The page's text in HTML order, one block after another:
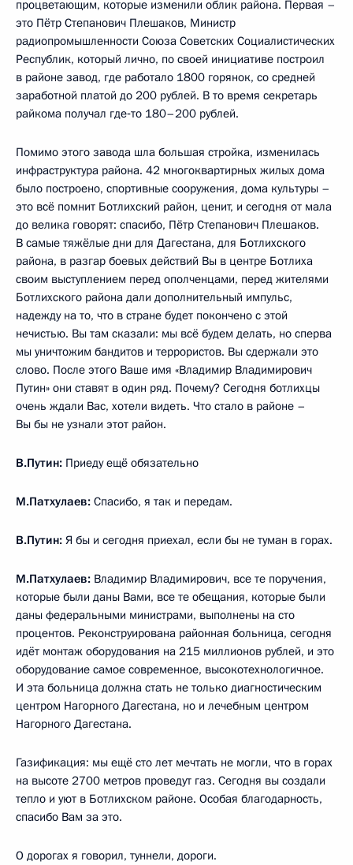
процветающим, которые изменили облик района. Первая –
это Пётр Степанович Плешаков, Министр
радиопромышленности Союза Советских Социалистических
Республик, который лично, по своей инициативе построил
в районе завод, где работало 1800 горянок, со средней
заработной платой до 200 рублей. В то время секретарь
райкома получал где‑то 180–200 рублей.
Помимо этого завода шла большая стройка, изменилась
инфраструктура района. 42 многоквартирных жилых дома
было построено, спортивные сооружения, дома культуры –
это всё помнит Ботлихский район, ценит, и сегодня от мала
до велика говорят: спасибо, Пётр Степанович Плешаков.
В самые тяжёлые дни для Дагестана, для Ботлихского
района, в разгар боевых действий Вы в центре Ботлиха
своим выступлением перед ополченцами, перед жителями
Ботлихского района дали дополнительный импульс,
надежду на то, что в стране будет покончено с этой
нечистью. Вы там сказали: мы всё будем делать, но сперва
мы уничтожим бандитов и террористов. Вы сдержали это
слово. После этого Ваше имя «Владимир Владимирович
Путин» они ставят в один ряд. Почему? Сегодня ботлихцы
очень ждали Вас, хотели видеть. Что стало в районе –
Вы бы не узнали этот район.
В.Путин: Приеду ещё обязательно
М.Патхулаев: Спасибо, я так и передам.
В.Путин: Я бы и сегодня приехал, если бы не туман в горах.
М.Патхулаев: Владимир Владимирович, все те поручения,
которые были даны Вами, все те обещания, которые были
даны федеральными министрами, выполнены на сто
процентов. Реконструирована районная больница, сегодня
идёт монтаж оборудования на 215 миллионов рублей, и это
оборудование самое современное, высокотехнологичное.
И эта больница должна стать не только диагностическим
центром Нагорного Дагестана, но и лечебным центром
Нагорного Дагестана.
Газификация: мы ещё сто лет мечтать не могли, что в горах
на высоте 2700 метров проведут газ. Сегодня вы создали
тепло и уют в Ботлихском районе. Особая благодарность,
спасибо Вам за это.
О дорогах я говорил, туннели, дороги.